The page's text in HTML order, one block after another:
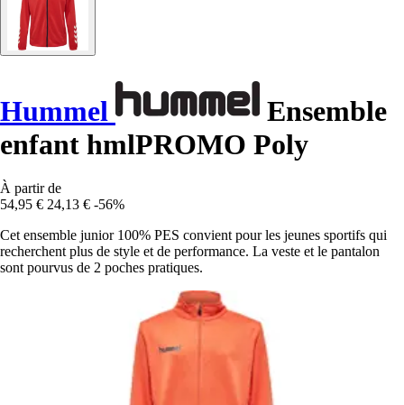
Hummel
Ensemble
enfant hmlPROMO Poly
À partir de
54,95 € 24,13 € -56%
Cet ensemble junior 100% PES convient pour les jeunes sportifs qui
recherchent plus de style et de performance. La veste et le pantalon
sont pourvus de 2 poches pratiques.